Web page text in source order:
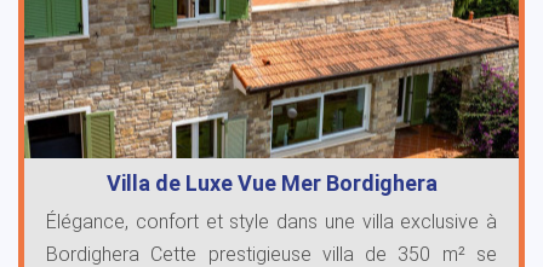
Villa de Luxe Vue Mer Bordighera
Élégance, confort et style dans une villa exclusive à
Bordighera Cette prestigieuse villa de 350 m² se